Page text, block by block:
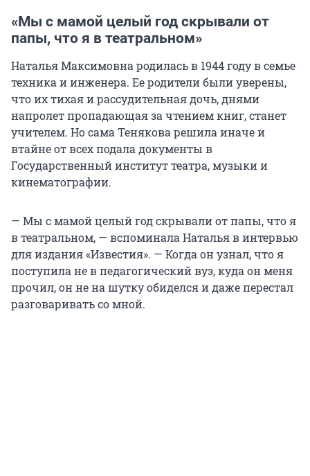
«Мы с мамой целый год скрывали от
папы, что я в театральном»
Наталья Максимовна родилась в 1944 году в семье
техника и инженера. Ее родители были уверены,
что их тихая и рассудительная дочь, днями
напролет пропадающая за чтением книг, станет
учителем. Но сама Тенякова решила иначе и
втайне от всех подала документы в
Государственный институт театра, музыки и
кинематографии.
— Мы с мамой целый год скрывали от папы, что я
в театральном, — вспоминала Наталья в интервью
для издания «Известия». — Когда он узнал, что я
поступила не в педагогический вуз, куда он меня
прочил, он не на шутку обиделся и даже перестал
разговаривать со мной.